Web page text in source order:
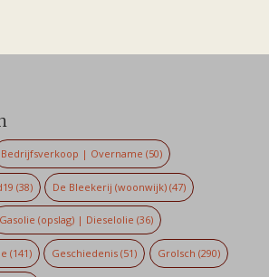
Bedrijfsverkoop | Overname (50)
(38) De Bleekerij (woonwijk) (47)
Gasolie (opslag) | Dieselolie (36)
(141) Geschiedenis (51) Grolsch (290)